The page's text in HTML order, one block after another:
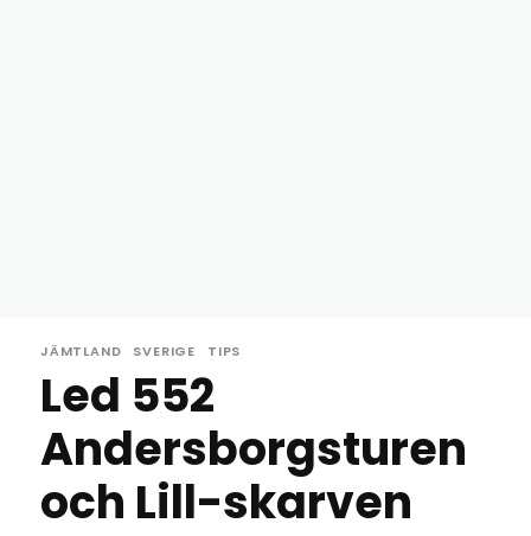
JÄMTLAND SVERIGE TIPS
Led 552
Andersborgsturen
och Lill-skarven